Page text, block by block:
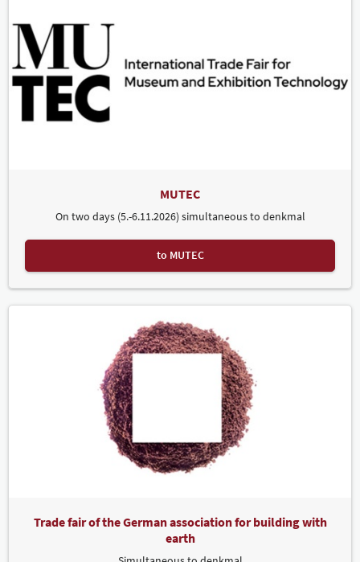
MUTEC
On two days (5.-6.11.2026) simultaneous to denkmal
to MUTEC
Trade fair of the German association for building with
earth